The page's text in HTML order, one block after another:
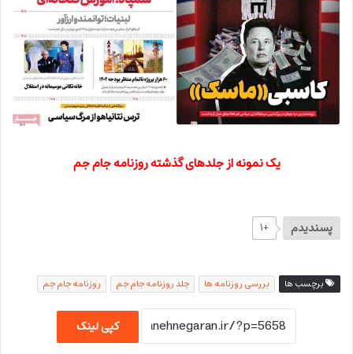
یک نمونه از جلدهای گذشته روزنامه جام جم
پسندیدم +۱
برچسب ها بررسی روزنامه ها جلد روزنامه جام جم روزنامه جام جم
کپی لینک